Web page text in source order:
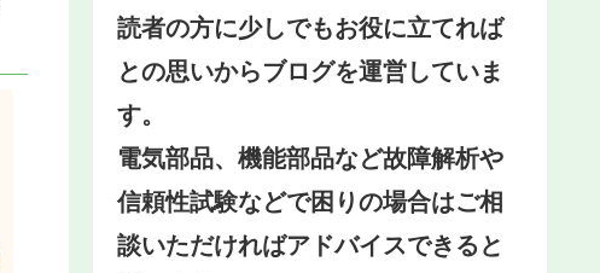
読者の方に少しでもお役に立てれば
との思いからブログを運営していま
す。
電気部品、機能部品など故障解析や
信頼性試験などで困りの場合はご相
談いただければアドバイスできると